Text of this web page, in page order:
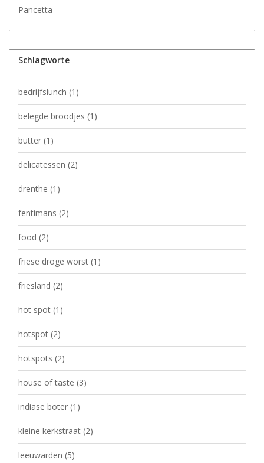
Pancetta
Schlagworte
bedrijfslunch (1)
belegde broodjes (1)
butter (1)
delicatessen (2)
drenthe (1)
fentimans (2)
food (2)
friese droge worst (1)
friesland (2)
hot spot (1)
hotspot (2)
hotspots (2)
house of taste (3)
indiase boter (1)
kleine kerkstraat (2)
leeuwarden (5)